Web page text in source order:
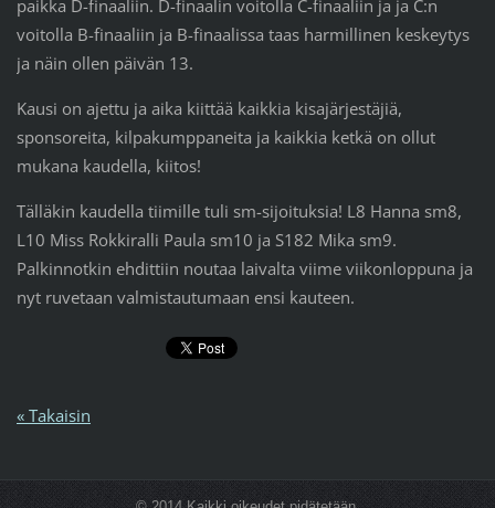
paikka D-finaaliin. D-finaalin voitolla C-finaaliin ja ja C:n
voitolla B-finaaliin ja B-finaalissa taas harmillinen keskeytys
ja näin ollen päivän 13.
Kausi on ajettu ja aika kiittää kaikkia kisajärjestäjiä,
sponsoreita, kilpakumppaneita ja kaikkia ketkä on ollut
mukana kaudella, kiitos!
Tälläkin kaudella tiimille tuli sm-sijoituksia! L8 Hanna sm8,
L10 Miss Rokkiralli Paula sm10 ja S182 Mika sm9.
Palkinnotkin ehdittiin noutaa laivalta viime viikonloppuna ja
nyt ruvetaan valmistautumaan ensi kauteen.
« Takaisin